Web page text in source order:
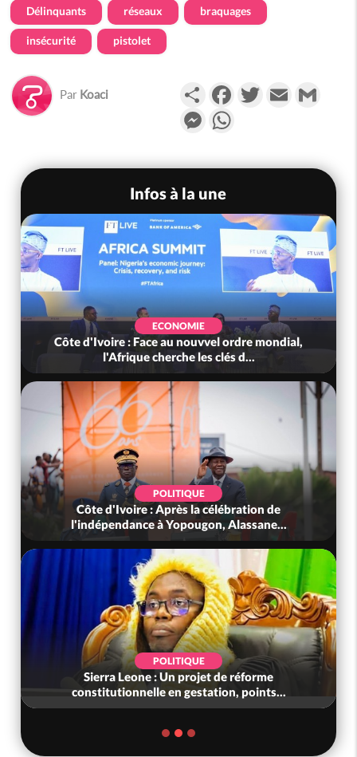
Délinquants réseaux braquages
insécurité pistolet
Par Koaci PartagerFacebookTwitterEmail
Messenger
Infos à la une
ECONOMIE
Côte d'Ivoire : Face au nouvvel ordre mondial,
l'Afrique cherche les clés d...
POLITIQUE
Côte d'Ivoire : Après la célébration de
l'indépendance à Yopougon, Alassane...
POLITIQUE
Sierra Leone : Un projet de réforme
constitutionnelle en gestation, points...